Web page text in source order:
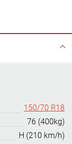
150/70 R18
76 (400kg)
H (210 km/h)